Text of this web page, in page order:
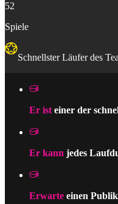
52
Spiele
Schnellster Läufer des
Er ist einer der
Er kann jedes
Erwarte einen